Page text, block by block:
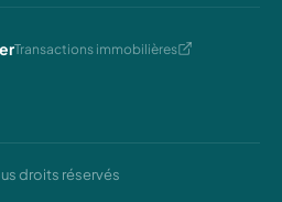
Transactions immobilières
droits réservés